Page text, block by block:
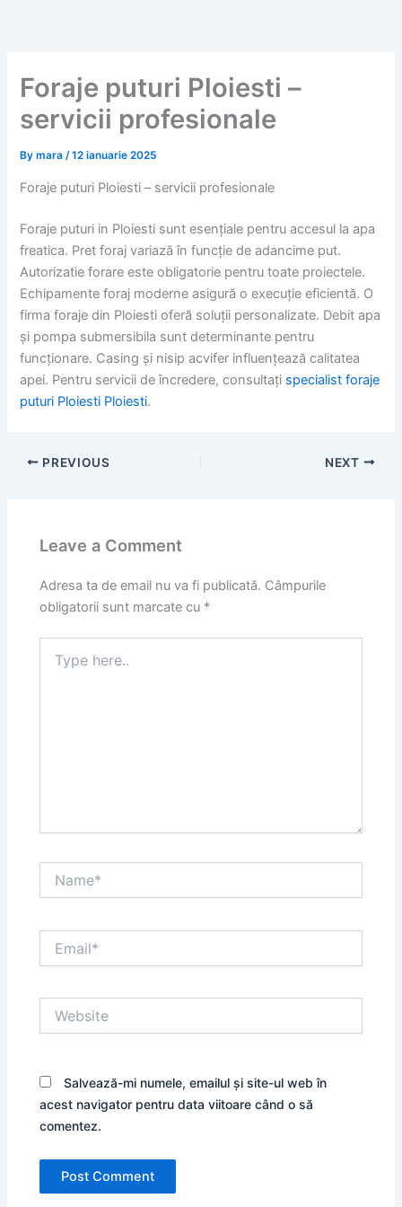
Foraje puturi Ploiesti –
servicii profesionale
Bymara/12 ianuarie 2025
Foraje puturi Ploiesti – servicii profesionale
Foraje puturi in Ploiesti sunt esențiale pentru accesul la apa
freatica. Pret foraj variază în funcție de adancime put.
Autorizatie forare este obligatorie pentru toate proiectele.
Echipamente foraj moderne asigură o execuție eficientă. O
firma foraje din Ploiesti oferă soluții personalizate. Debit apa
și pompa submersibila sunt determinante pentru
funcționare. Casing și nisip acvifer influențează calitatea
apei. Pentru servicii de încredere, consultați specialist foraje
puturi Ploiesti Ploiesti.
PREVIOUS NEXT
Leave a Comment
Adresa ta de email nu va fi publicată. Câmpurile
obligatorii sunt marcate cu *
here..
Salvează-mi numele, emailul și site-ul web în
acest navigator pentru data viitoare când o să
comentez.